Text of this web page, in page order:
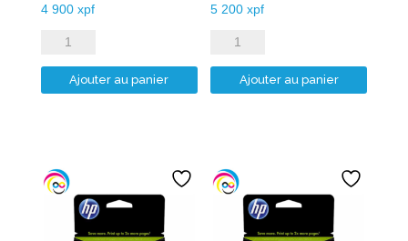
4 900 xpf
quantité
de
HP_304XLB
Ajouter au panier
5 200xpf
quantité
de
HP_304XLCoul
Ajouter au panier